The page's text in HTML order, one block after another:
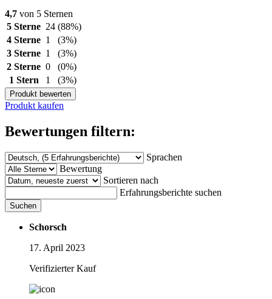
4,7 von 5 Sternen
5 Sterne 24 (88%)
4 Sterne 1
(3%)
3 Sterne 1
(3%)
2 Sterne 0
(0%)
1 Stern
1 (3%)
Produkt bewerten
Produkt kaufen
Bewertungen filtern:
Sprachen
Bewertung
Sortieren nach
Erfahrungsberichte suchen
Suchen
Schorsch
17. April 2023
Verifizierter Kauf